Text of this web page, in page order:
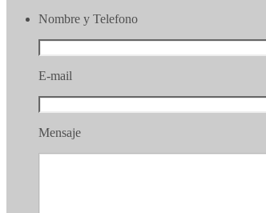
Nombre y Telefono
E-mail
Mensaje